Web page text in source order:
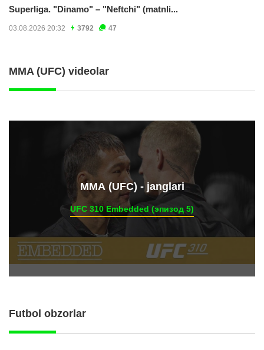
Superliga. "Dinamo" – "Neftchi" (matnli...
03.08.2026 20:32 3792 47
MMA (UFC) videolar
ММА (UFC) - janglari
UFC 310 Embedded (эпизод 5)
Futbol obzorlar